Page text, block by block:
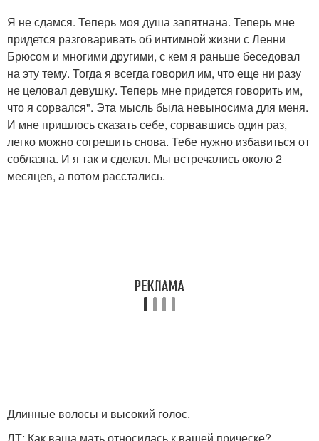
Я не сдамся. Теперь моя душа запятнана. Теперь мне
придется разговаривать об интимной жизни с Ленни
Брюсом и многими другими, с кем я раньше беседовал
на эту тему. Тогда я всегда говорил им, что еще ни разу
не целовал девушку. Теперь мне придется говорить им,
что я сорвался". Эта мысль была невыносима для меня.
И мне пришлось сказать себе, сорвавшись один раз,
легко можно согрешить снова. Тебе нужно избавиться от
соблазна. И я так и сделал. Мы встречались около 2
месяцев, а потом расстались.
Длинные волосы и высокий голос.